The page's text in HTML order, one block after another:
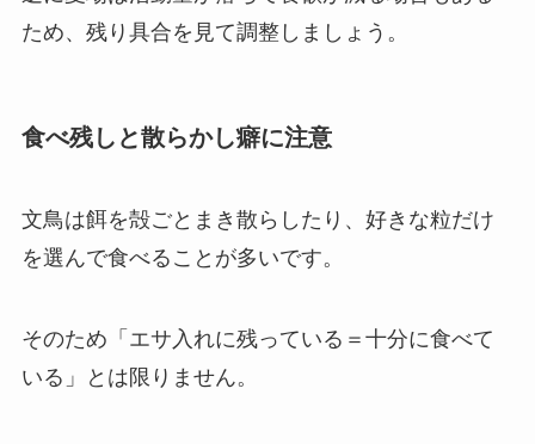
ため、残り具合を見て調整しましょう。
食べ残しと散らかし癖に注意
文鳥は餌を殻ごとまき散らしたり、好きな粒だけ
を選んで食べることが多いです。
そのため「エサ入れに残っている＝十分に食べて
いる」とは限りません。